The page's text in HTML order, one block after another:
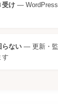
受け —
らない — 更新・監
す